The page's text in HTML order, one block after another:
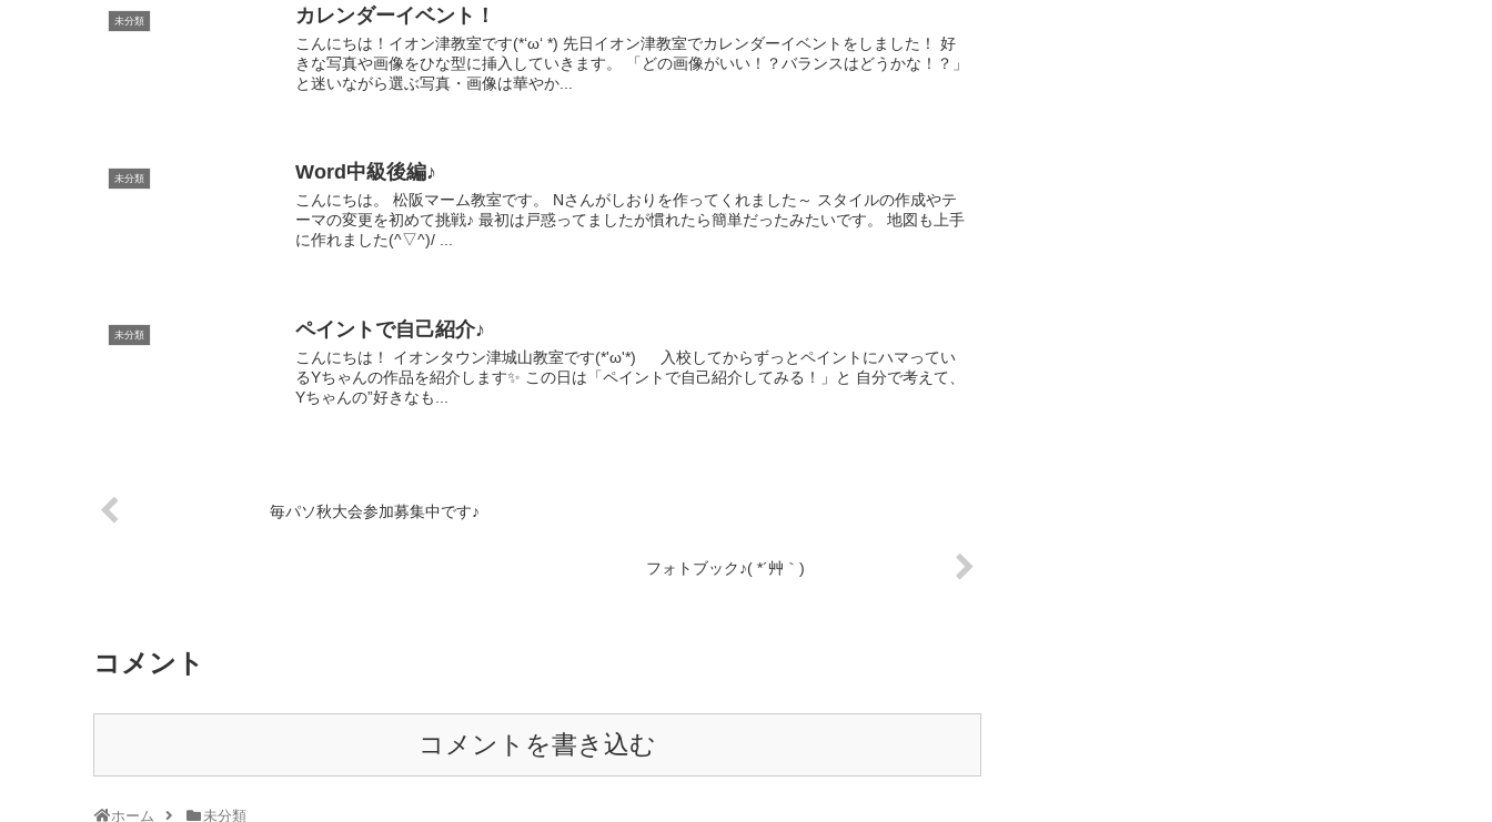
未分類 カレンダーイベント！
こんにちは！イオン津教室です(*‘ω‘ *) 先日イオン津教室でカレンダーイベントをしました！ 好
きな写真や画像をひな型に挿入していきます。 「どの画像がいい！？バランスはどうかな！？」
と迷いながら選ぶ写真・画像は華やか...
未分類 Word中級後編♪
こんにちは。 松阪マーム教室です。 Nさんがしおりを作ってくれました～ スタイルの作成やテ
ーマの変更を初めて挑戦♪ 最初は戸惑ってましたが慣れたら簡単だったみたいです。 地図も上手
に作れました(^▽^)/ ...
未分類 ペイントで自己紹介♪
こんにちは！ イオンタウン津城山教室です(*'ω'*) 入校してからずっとペイントにハマってい
るYちゃんの作品を紹介します✨ この日は「ペイントで自己紹介してみる！」と 自分で考えて、
Yちゃんの”好きなも...
毎パソ秋大会参加募集中です♪
フォトブック♪( *´艸｀)
コメント
コメントを書き込む
ホーム 未分類